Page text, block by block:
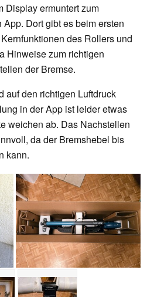
Display ermuntert zum
Dort gibt es beim ersten
des Rollers und
Hinweise zum richtigen
der Bremse.
auf den richtigen Luftdruck
in der App ist leider etwas
weichen ab. Das Nachstellen
da der Bremshebel bis
kann.